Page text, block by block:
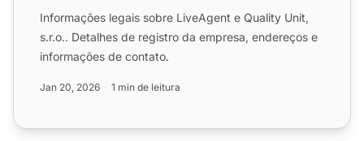
Informações legais sobre LiveAgent e Quality Unit,
s.r.o.. Detalhes de registro da empresa, endereços e
informações de contato.
Jan 20, 2026 1 min de leitura